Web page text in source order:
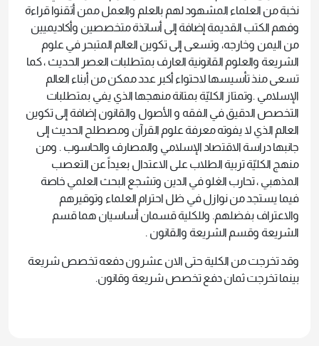
نخبة من العلماء المشهود لهم بالعلم والعمل ممن أتقنوا قراءة
وفهم الكتب القديمة إضافة إلى أساتذة متخصصين وأكاديميين
من اليمن وخارجه، وتسعى إلى تكوين العالم المتبحر في علوم
الشريعة والعلوم القانونية العارف بمتطلبات العصر الحديث ، كما
تسعى منذ تأسيسها لاحتواء أكبر عدد ممكن من أبناء العالم
الإسلامي .وتمتاز الكليّة بمتانة منهجها الذي يفي بمتطلبات
التخصص الدقيق في الفقه و الأصول والقانون إضافة إلى تكوين
العالم الذي لا يفوته معرفة علوم القرآن ومصطلح الحديث إلى
جانبها دراسة الاقتصاد الإسلامي والمصارف والحاسوب . ومن
منهج الكليّة تربية الطلاب على الاعتدال بعيداً عن التعصب
المذهبي ، تحارب الغلو في الدين وتشجع البحث العلمي خاصة
فيما يستجد من نوازل في ظل احترام العلماء وتوقيرهم
والاعتراف بفضلهم. وللكلية قسمان أساسيان هما قسم
الشريعة وقسم الشريعة والقانون .
وقد تخرجت من الكلية حتى الان عشرون دفعه تخصص شريعة
بينما تخرجت ثمان دفع تخصص شريعة وقانون.